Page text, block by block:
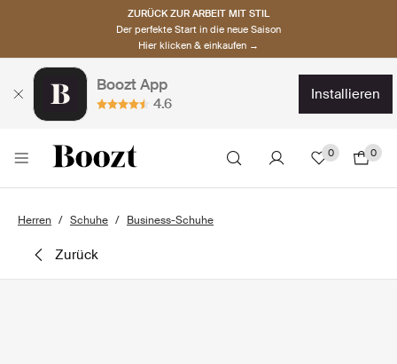
ZURÜCK ZUR ARBEIT MIT STIL
Der perfekte Start in die neue Saison
Hier klicken & einkaufen →
Boozt App
4.6
installieren
0 0
Herren Schuhe Business-Schuhe
zurück